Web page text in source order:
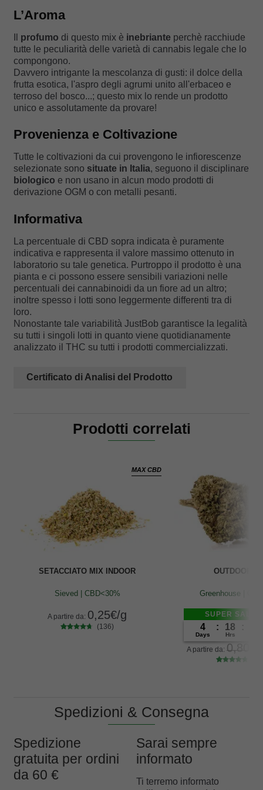
L’Aroma
profumo di questo mix è inebriante perchè racchiude
tutte le peculiarità delle varietà di cannabis legale che lo
compongono.
Davvero intrigante la mescolanza di gusti: il dolce della
frutta esotica, l'aspro degli agrumi unito all'erbaceo e
terroso del bosco...; questo mix lo rende un prodotto
unico e assolutamente da provare!
Provenienza e Coltivazione
Tutte le coltivazioni da cui provengono le infiorescenze
selezionate sono situate in Italia, seguono il disciplinare
biologico e non usano in alcun modo prodotti di
derivazione OGM o con metalli pesanti.
Informativa
La percentuale di CBD sopra indicata è puramente
indicativa e rappresenta il valore massimo ottenuto in
laboratorio su tale genetica. Purtroppo il prodotto è una
pianta e ci possono essere sensibili variazioni nelle
percentuali dei cannabinoidi da un fiore ad un altro;
inoltre spesso i lotti sono leggermente differenti tra di
Nonostante tale variabilità JustBob garantisce la legalità
su tutti i singoli lotti in quanto viene quotidianamente
analizzato il THC su tutti i prodotti commercializzati.
Certificato di Analisi del Prodotto
Prodotti correlati
MAX CBD
SETACCIATO MIX INDOOR
Sieved | CBD<30%
A partire da: 0,25€/g
(136)
OUTDOOR
Greenhouse |
SUPER SALE -
4
Days
: 18
Hrs
A partire da:0,80
Spedizioni & Consegna
Spedizione
gratuita per ordini
da 60 €
Sarai sempre
informato
Ti terremo informato